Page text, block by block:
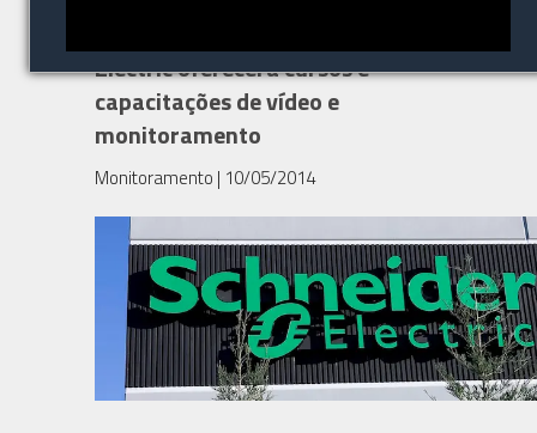
Electric oferecerá cursos e
capacitações de vídeo e
monitoramento
Monitoramento | 10/05/2014